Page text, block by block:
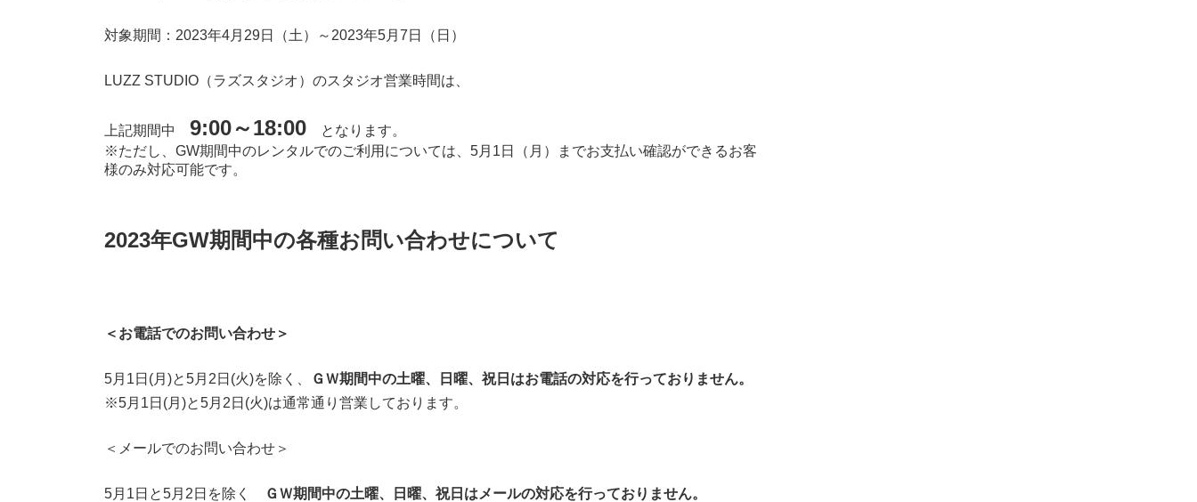
対象期間：2023年4月29日（土）～2023年5月7日（日）
LUZZ STUDIO（ラズスタジオ）のスタジオ営業時間は、
上記期間中 9:00～18:00 となります。
※ただし、 GW期間中のレンタルでのご利用については、5月1日（月）
までお支払い確認ができるお客
様のみ対応可能です。
2023年GW期間中の各種お問い合わせについて
＜お電話でのお問い合わせ＞
5月1日(月)と5月2日(火)を除く、 ＧＷ期間中の土曜、日曜、 祝日はお電話の対応を行っておりません。
※5月1日(月)と5月2日(火)は通常通り営業しております。
＜メールでのお問い合わせ＞
5月1日と5月2日を除く ＧＷ期間中の土曜、日曜、 祝日はメールの対応を行っておりません。